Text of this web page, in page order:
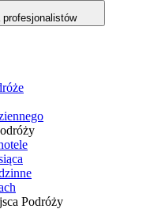
profesjonalistów
Podróży